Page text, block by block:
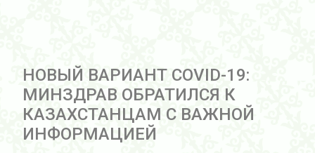
НОВЫЙ ВАРИАНТ COVID-19:
МИНЗДРАВ ОБРАТИЛСЯ К
КАЗАХСТАНЦАМ С ВАЖНОЙ
ИНФОРМАЦИЕЙ